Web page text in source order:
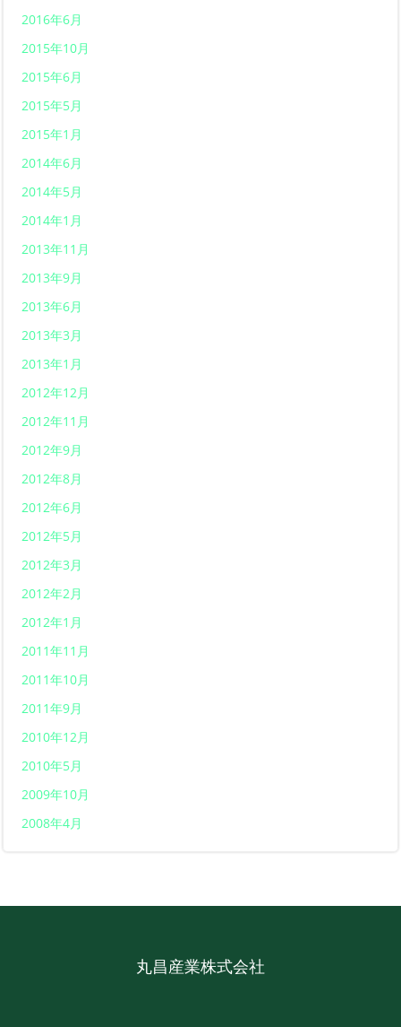
2016年6月
2015年10月
2015年6月
2015年5月
2015年1月
2014年6月
2014年5月
2014年1月
2013年11月
2013年9月
2013年6月
2013年3月
2013年1月
2012年12月
2012年11月
2012年9月
2012年8月
2012年6月
2012年5月
2012年3月
2012年2月
2012年1月
2011年11月
2011年10月
2011年9月
2010年12月
2010年5月
2009年10月
2008年4月
丸昌産業株式会社